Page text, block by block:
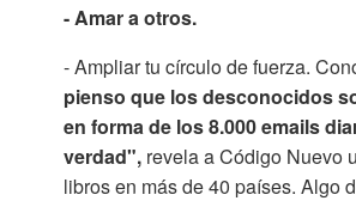
- Amar a otros.
- Ampliar tu círculo de fuerza.
pienso que los desconocidos
en forma de los 8.000 emails
verdad", revela a Código Nuevo
libros en más de 40 países. Algo